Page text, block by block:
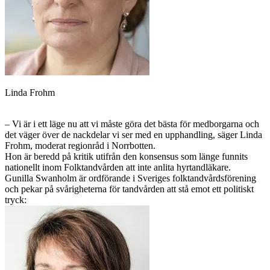
Linda Frohm
– Vi är i ett läge nu att vi måste göra det bästa för medborgarna och
det väger över de nackdelar vi ser med en upphandling, säger Linda
Frohm, moderat regionråd i Norrbotten.
Hon är beredd på kritik utifrån den konsensus som länge funnits
nationellt inom Folktandvården att inte anlita hyrtandläkare.
Gunilla Swanholm är ordförande i Sveriges folktandvårdsförening
och pekar på svårigheterna för tandvården att stå emot ett politiskt
tryck: